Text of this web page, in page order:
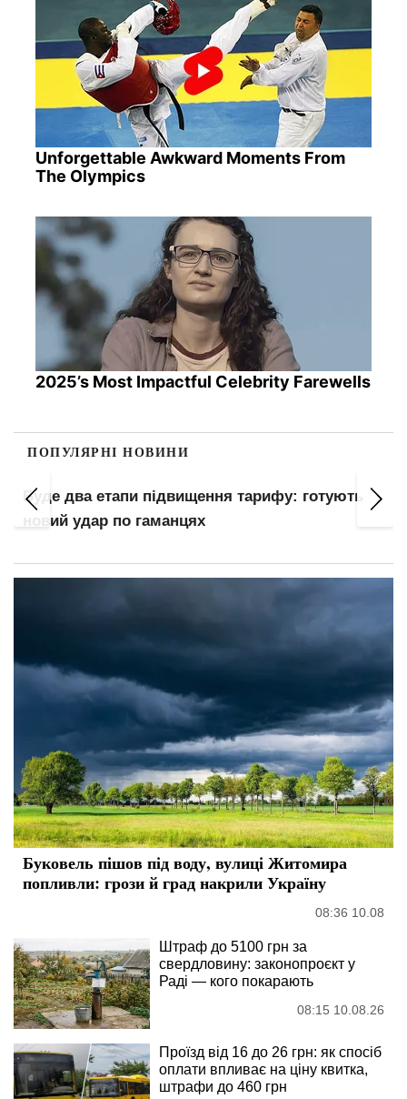
Unforgettable Awkward Moments From
The Olympics
2025’s Most Impactful Celebrity Farewells
ПОПУЛЯРНІ НОВИНИ
Буде два етапи підвищення тарифу: готують
новий удар по гаманцях
Буковель пішов під воду, вулиці Житомира
попливли: грози й град накрили Україну
08:36 10.08
Штраф до 5100 грн за
свердловину: законопроєкт у
Раді — кого покарають
08:15 10.08.26
Проїзд від 16 до 26 грн: як спосіб
оплати впливає на ціну квитка,
штрафи до 460 грн